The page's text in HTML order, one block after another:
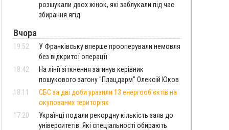
розшукали двох жінок, які заблукали під час
збирання ягід
Вчора
19:52
У Франківську вперше прооперували немовля
без відкритої операції
18:42
На лінії зіткнення загинув керівник
пошукового загону "Плацдарм" Олексій Юков
18:11
СБС за дві доби уразили 13 енергооб'єктів на
окупованих територіях
17:20
Українці подали рекордну кількість заяв до
університетів. Які спеціальності обирають